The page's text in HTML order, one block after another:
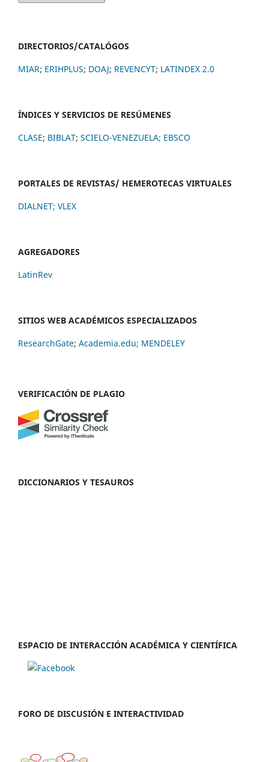
DIRECTORIOS/CATALÓGOS
MIAR; ERIHPLUS; DOAJ; REVENCYT; LATINDEX 2.0
ÍNDICES Y SERVICIOS DE RESÚMENES
CLASE; BIBLAT; SCIELO-VENEZUELA; EBSCO
PORTALES DE REVISTAS/ HEMEROTECAS VIRTUALES
DIALNET; VLEX
AGREGADORES
LatinRev
SITIOS WEB ACADÉMICOS ESPECIALIZADOS
ResearchGate; Academia.edu; MENDELEY
VERIFICACIÓN DE PLAGIO
DICCIONARIOS Y TESAUROS
ESPACIO DE INTERACCIÓN ACADÉMICA Y CIENTÍFICA
FORO DE DISCUSIÓN E INTERACTIVIDAD